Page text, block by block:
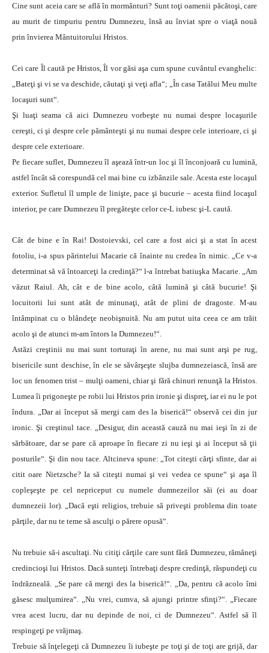
Cine sunt aceia care se află în mormânturi? Sunt toţi oamenii păcătoşi, care
au murit de timpuriu pentru Dumnezeu, însă au înviat spre o viaţă nouă
prin învierea Mântuitorului Hristos.
Cei care Îl caută pe Hristos, Îl vor găsi aşa cum spune cuvântul evanghelic:
„Bateţi şi vi se va deschide, căutaţi şi veţi afla“; „În casa Tatălui Meu multe
locaşuri sunt“.
Şi luaţi seama că aici Dumnezeu vorbeşte nu numai despre locaşurile
cereşti, ci şi despre cele pământeşti şi nu numai despre cele interioare, ci şi
despre cele exterioare.
Pe fiecare suflet, Dumnezeu îl aşează într-un loc şi îl înconjoară cu lumină,
astfel încât să corespundă cel mai bine cu izbânzile sale. Acesta este locaşul
exterior. Sufletul îl umple de linişte, pace şi bucurie – acesta fiind locaşul
interior, pe care Dumnezeu îl pregăteşte celor ce-L iubesc şi-L caută.
Cât de bine e în Rai! Dostoievski, cel care a fost aici şi a stat în acest
fotoliu, i-a spus părintelui Macarie că înainte nu credea în nimic. „Ce v-a
determinat să vă întoarceţi la credinţă?“ l-a întrebat batiuşka Macarie. „Am
văzut Raiul. Ah, cât e de bine acolo, câtă lumină şi câtă bucurie! Şi
locuitorii lui sunt atât de minunaţi, atât de plini de dragoste. M-au
întâmpinat cu o blândeţe neobişnuită. Nu am putut uita ceea ce am trăit
acolo şi de atunci m-am întors la Dumnezeu!“.
Astăzi creştinii nu mai sunt torturaţi în arene, nu mai sunt arşi pe rug,
bisericile sunt deschise, în ele se săvârşeşte slujba dumnezeiască, însă are
loc un fenomen trist – mulţi oameni, chiar şi fără chinuri renunţă la Hristos.
Lumea îi prigoneşte pe robii lui Hristos prin ironie şi dispreţ, iar ei nu le pot
îndura. „Dar ai început să mergi cam des la biserică!“ observă cei din jur
ironic. Şi creştinul tace. „Desigur, din această cauză nu mai ieşi în zi de
sărbătoare, dar se pare că aproape în fiecare zi nu ieşi şi ai început să ţii
posturile“. Şi din nou tace. Altcineva spune: „Tot citeşti cărţi sfinte, dar ai
citit oare Nietzsche? Ia să citeşti numai şi vei vedea ce spune“ şi aşa îl
copleşeşte pe cel nepriceput cu numele dumnezeilor săi (ei au doar
dumnezeii lor). „Dacă eşti religios, trebuie să priveşti problema din toate
părţile, dar nu te teme să asculţi o părere opusă“.
Nu trebuie să-i ascultaţi. Nu citiţi cărţile care sunt fără Dumnezeu, rămâneţi
credincioşi lui Hristos. Dacă sunteţi întrebaţi despre credinţă, răspundeţi cu
îndrăzneală. „Se pare că mergi des la biserică!“. „Da, pentru că acolo îmi
găsesc mulţumirea“. „Nu vrei, cumva, să ajungi printre sfinţi?“. „Fiecare
vrea acest lucru, dar nu depinde de noi, ci de Dumnezeu“. Astfel să îl
respingeţi pe vrăjmaş.
Trebuie să înţelegeţi că Dumnezeu îi iubeşte pe toţi şi de toţi are grijă, dar